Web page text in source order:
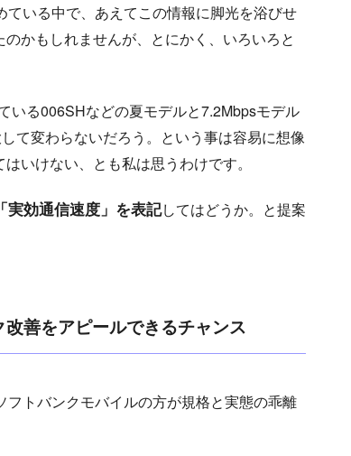
いる中で、あえてこの情報に脚光を浴びせ
かもしれませんが、とにかく、いろいろと
いる006SHなどの夏モデルと7.2Mbpsモデル
て変わらないだろう。という事は容易に想像
いけない、とも私は思うわけです。
実効通信速度」を表記してはどうか。と提案
善をアピールできるチャンス
トバンクモバイルの方が規格と実態の乖離